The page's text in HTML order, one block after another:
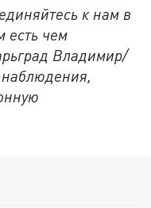
к нам в
есть чем
Владимир/